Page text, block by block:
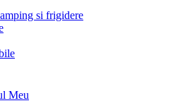
si frigidere
Meu